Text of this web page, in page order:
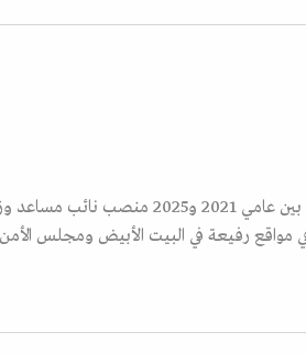
دبلوماسي وخبير في شؤون الشرق الأوسط، شغل بين عامي
مواقع رفيعة في البيت الأبيض ومجلس